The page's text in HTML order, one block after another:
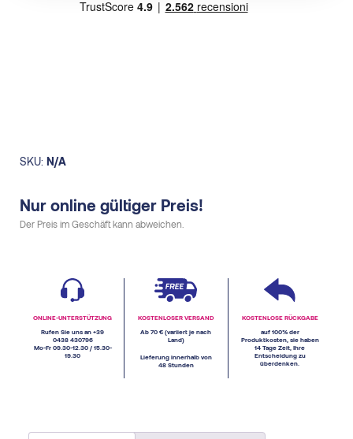
SKU: N/A
Nur online gültiger Preis!
Der Preis im Geschäft kann abweichen.
ONLINE-UNTERSTÜTZUNG
Rufen Sie uns an +39
0438 430796
Mo-Fr 09.30-12.30 / 15.30-
19.30
KOSTENLOSER VERSAND
Ab 70 € (variiert je nach
Land)
Lieferung innerhalb von
48 Stunden
KOSTENLOSE RÜCKGABE
auf 100% der
Produktkosten, sie haben
14 Tage Zeit, Ihre
Entscheidung zu
überdenken.